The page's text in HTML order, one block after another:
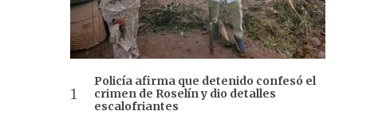
Policía afirma que detenido confesó el
crimen de Roselín y dio detalles
escalofriantes